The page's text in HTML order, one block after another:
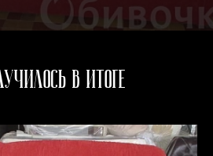
в итоге